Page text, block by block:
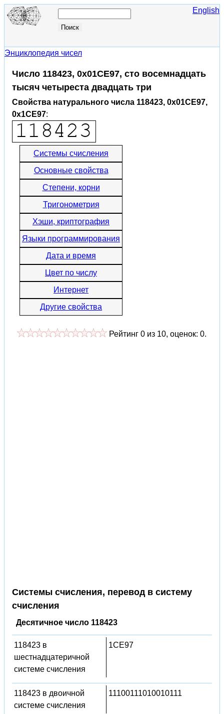
English
Энциклопедия чисел
Число 118423, 0x01CE97, сто восемнадцать
тысяч четыреста двадцать три
Свойства натурального числа 118423, 0x01CE97,
0x1CE97:
Системы счисления
Основные свойства
Степени, корни
Тригонометрия
Хэши, криптография
Языки программирования
Дата и время
Цвет по числу
Интернет
Другие свойства
Рейтинг 0 из 10, оценок: 0.
Системы счисления, перевод в систему
счисления
Десятичное число 118423
118423 в
шестнадцатеричной
системе счисления
1CE97
118423 в двоичной
системе счисления
11100111010010111